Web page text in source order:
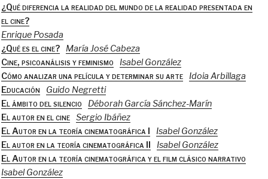
¿Qué diferencia la realidad del mundo de la realidad presentada en
el cine?
Enrique Posada
¿Qué es el cine?
María José Cabeza
Cine, psicoanálisis y feminismo
Isabel González
Cómo analizar una película y determinar su arte
Idoia Arbillaga
Educación
Guido Negretti
El ámbito del silencio
Déborah García Sánchez-Marín
El autor en el cine Sergio Ibáñez
El Autor en la teoría cinematográfica I
Isabel González
El autor en la teoría cinematográfica II
Isabel González
El Autor en la teoría cinematográfica y el film clásico narrativo
Isabel González